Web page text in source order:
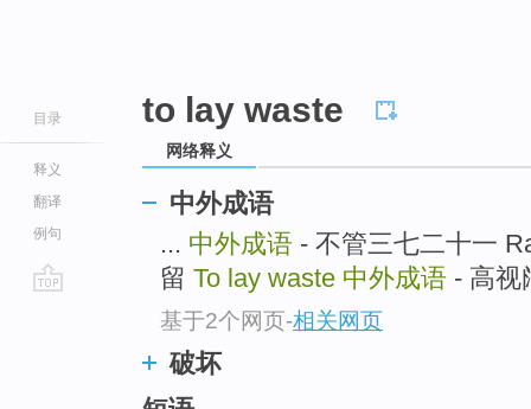
目录
释义
翻译
例句
to lay waste
网络释义
中外成语
... 中外成语 - 不管三七二十一
留 To lay waste 中外成语 - 高视
基于2个网页-相关网页
破坏